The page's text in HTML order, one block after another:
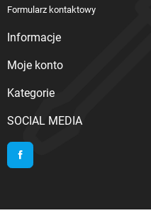
Formularz kontaktowy
Informacje
Moje konto
Kategorie
SOCIAL MEDIA
Facebook